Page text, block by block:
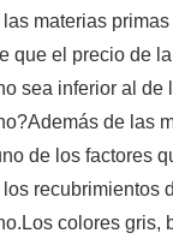
materias
que el precio de
sea inferior al de
de las
de los factores
recubrimientos
colores gris,